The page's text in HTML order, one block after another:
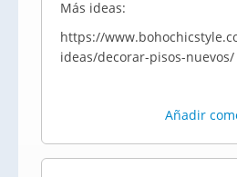
Más ideas:
https://
ideas/decorar-pisos-nuevos/
Añadir